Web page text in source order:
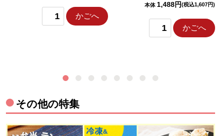
かごへ
本体 1,488円(税込1,607円)
かごへ
その他の特集